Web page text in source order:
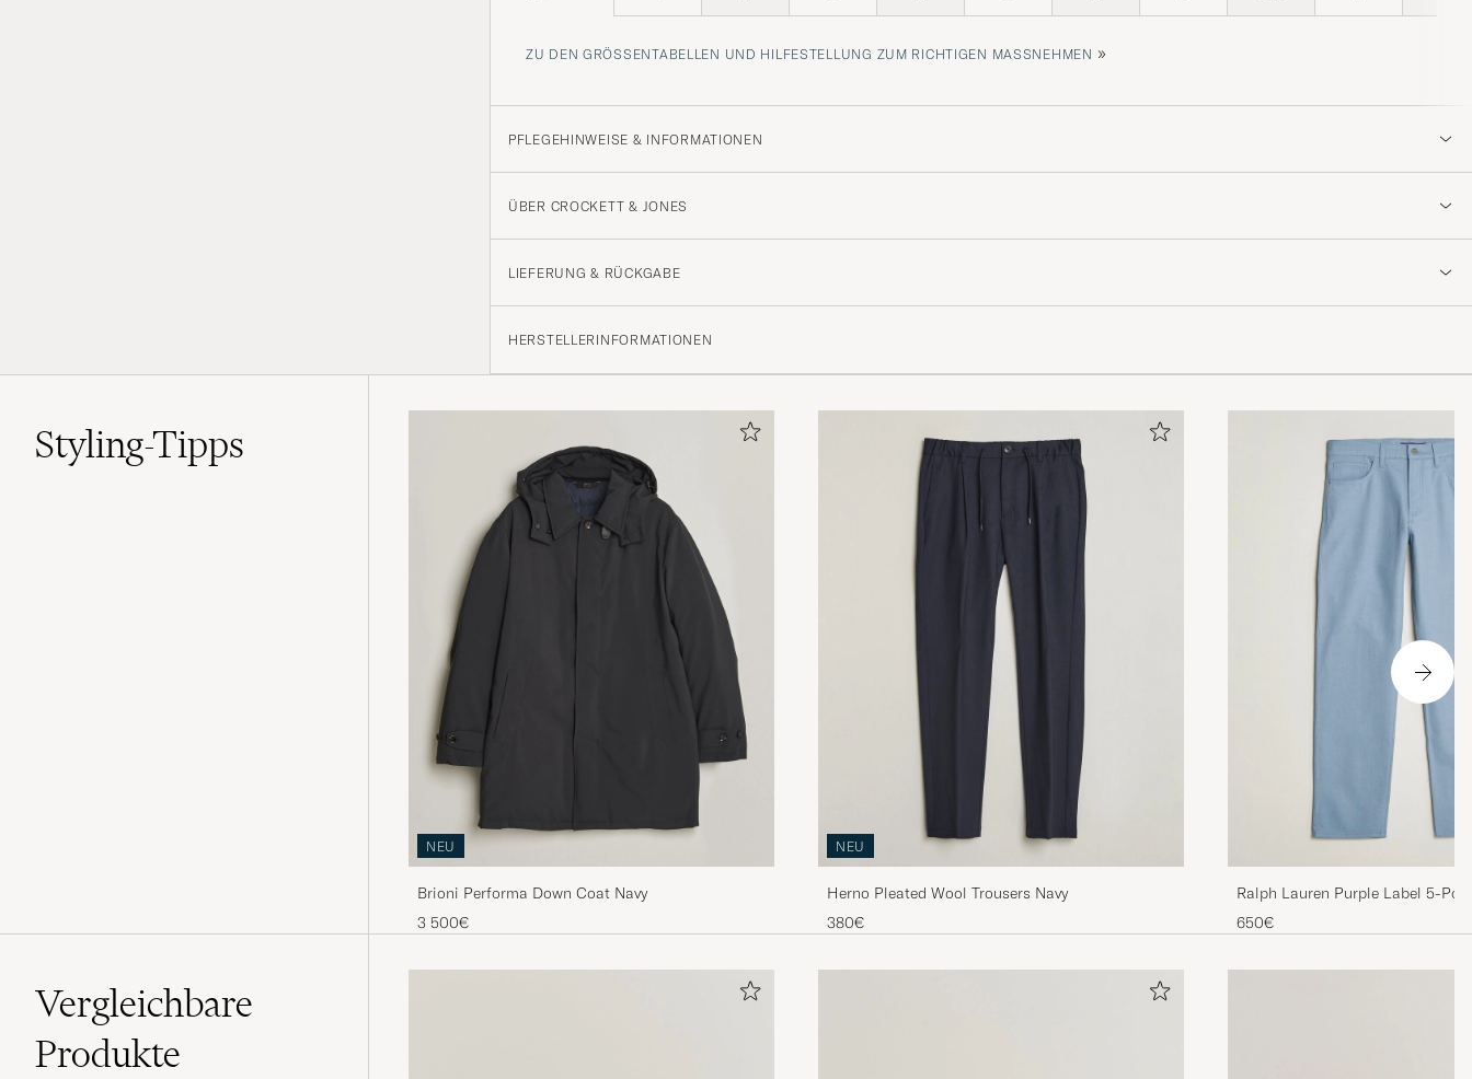
ZU DEN GRÖSSENTABELLEN UND HILFESTELLUNG ZUM RICHTIGEN MASSNEHMEN »
PFLEGEHINWEISE & INFORMATIONEN
ÜBER CROCKETT & JONES
LIEFERUNG & RÜCKGABE
HERSTELLERINFORMATIONEN
Styling-Tipps
NEU
Brioni Performa Down Coat Navy
3 500€
NEU
Herno Pleated Wool Trousers Navy
380€
Ralph Lauren Purple Label 5-
Denim Pants Winward Blue
650€
Vergleichbare
Produkte